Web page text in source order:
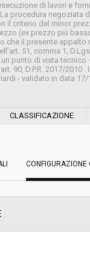
di lavori e
La procedura
il criterio del minor
(ex prezzo più
che il presente
51, comma 1,
punto di vista
90, D.P.R. 2017/
- validato in data
16/04/2019
Gara in
CLASSIFICAZIONE
CONFIGURAZIONE